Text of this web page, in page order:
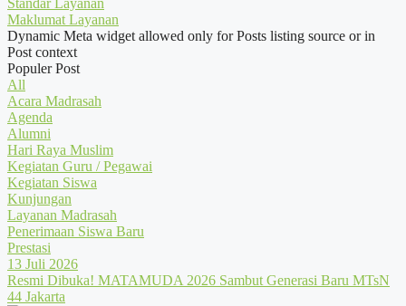
Standar Layanan
Maklumat Layanan
Dynamic Meta widget allowed only for Posts listing source or in
Post context
Populer Post
All
Acara Madrasah
Agenda
Alumni
Hari Raya Muslim
Kegiatan Guru / Pegawai
Kegiatan Siswa
Kunjungan
Layanan Madrasah
Penerimaan Siswa Baru
Prestasi
13 Juli 2026
Resmi Dibuka! MATAMUDA 2026 Sambut Generasi Baru MTsN
44 Jakarta